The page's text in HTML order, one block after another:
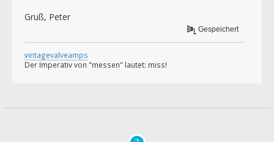
Gruß, Peter
Gespeichert
vintagevalveamps
Der Imperativ von "messen" lautet: miss!